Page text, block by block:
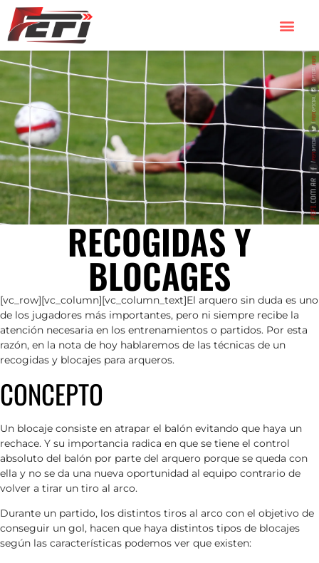
RECOGIDAS Y
BLOCAGES
[vc_row][vc_column][vc_column_text]El arquero sin duda es uno
de los jugadores más importantes, pero ni siempre recibe la
atención necesaria en los entrenamientos o partidos. Por esta
razón, en la nota de hoy hablaremos de las técnicas de un
recogidas y blocajes para arqueros.
CONCEPTO
Un blocaje consiste en atrapar el balón evitando que haya un
rechace. Y su importancia radica en que se tiene el control
absoluto del balón por parte del arquero porque se queda con
ella y no se da una nueva oportunidad al equipo contrario de
volver a tirar un tiro al arco.
Durante un partido, los distintos tiros al arco con el objetivo de
conseguir un gol, hacen que haya distintos tipos de blocajes
según las características podemos ver que existen: